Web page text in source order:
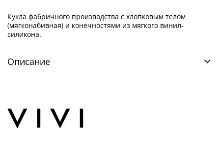
Кукла фабричного производства с хлопковым телом
(мягконабивная) и конечностями из мягкого винил-
силикона.
Описание